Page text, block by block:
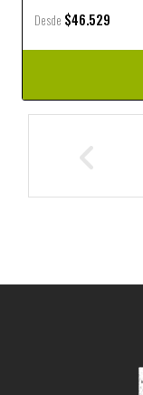
Desde $46.529